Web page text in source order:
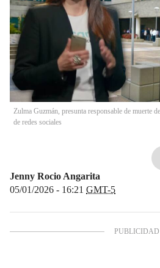
Zulma Guzmán, presunta responsable de muerte
de redes sociales
Jenny Rocio Angarita
05/01/2026 - 16:21 GMT-5